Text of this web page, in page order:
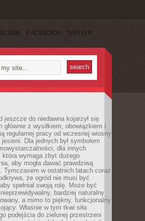
FACEBOOK TWITTER
jeszcze do niedawna kojarzył się
głównie z wysiłkiem, obowiązkiem i
regularnej pracy od wczesnej wiosny
Dla jednych był symbolem
dla innych
która wymaga zbyt dużego
aby mogła dawać prawdziwą
Tymczasem w ostatnich latach coraz
że ogród nie musi być
spełniał swoją rolę. Może być
bardziej naturalny
a mimo to piękny, funkcjonalny
Właśnie w tym tkwi siła
podejścia do zielonej przestrzeni